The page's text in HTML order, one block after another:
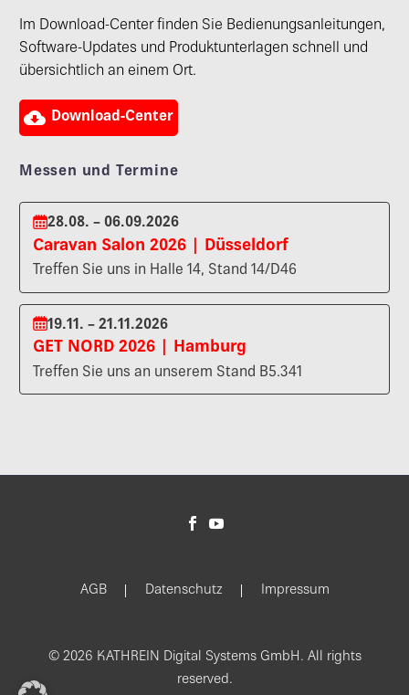
Im Download-Center finden Sie Bedienungsanleitungen,
Software-Updates und Produktunterlagen schnell und
übersichtlich an einem Ort.
 Download-Center
Messen und Termine
28.08. – 06.09.2026
Caravan Salon 2026 | Düsseldorf
Treffen Sie uns in Halle 14, Stand 14/D46
19.11. – 21.11.2026
GET NORD 2026 | Hamburg
Treffen Sie uns an unserem Stand B5.341
AGB Datenschutz Impressum
© 2026 KATHREIN Digital Systems GmbH. All rights
reserved.